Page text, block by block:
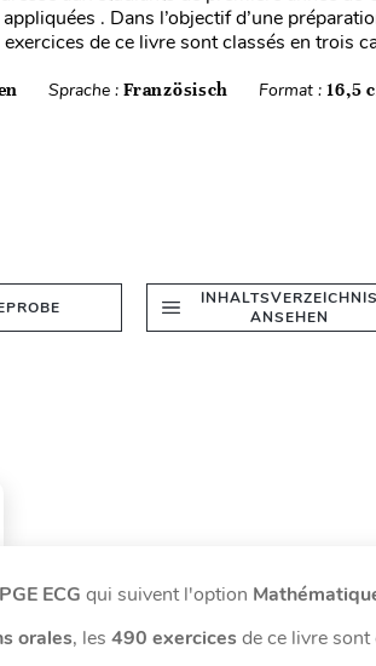
. Dans l’objectif d’une
de ce livre sont classés en trois
Sprache :Französisch Format :16,5
INHALTSVERZEICHNIS
ANSEHEN
ECG qui suivent l'option
orales, les 490 exercices de ce livre